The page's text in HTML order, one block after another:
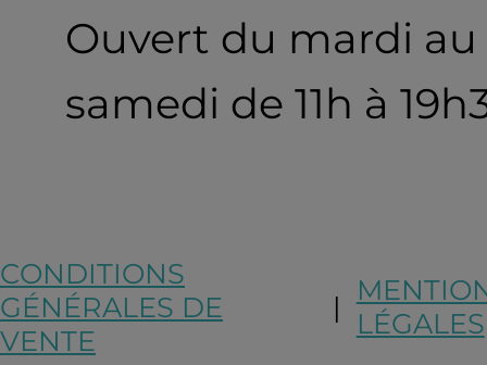
Ouvert du mardi au
samedi de 11h à
CONDITIONS
GÉNÉRALES DE
VENTE
|LÉGALES